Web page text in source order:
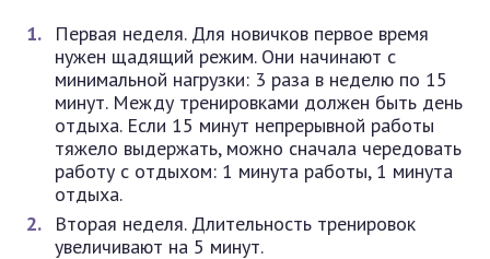
Первая неделя. Для новичков первое время
нужен щадящий режим. Они начинают с
минимальной нагрузки: 3 раза в неделю по 15
минут. Между тренировками должен быть день
отдыха. Если 15 минут непрерывной работы
тяжело выдержать, можно сначала чередовать
работу с отдыхом: 1 минута работы, 1 минута
отдыха.
Вторая неделя. Длительность тренировок
увеличивают на 5 минут.